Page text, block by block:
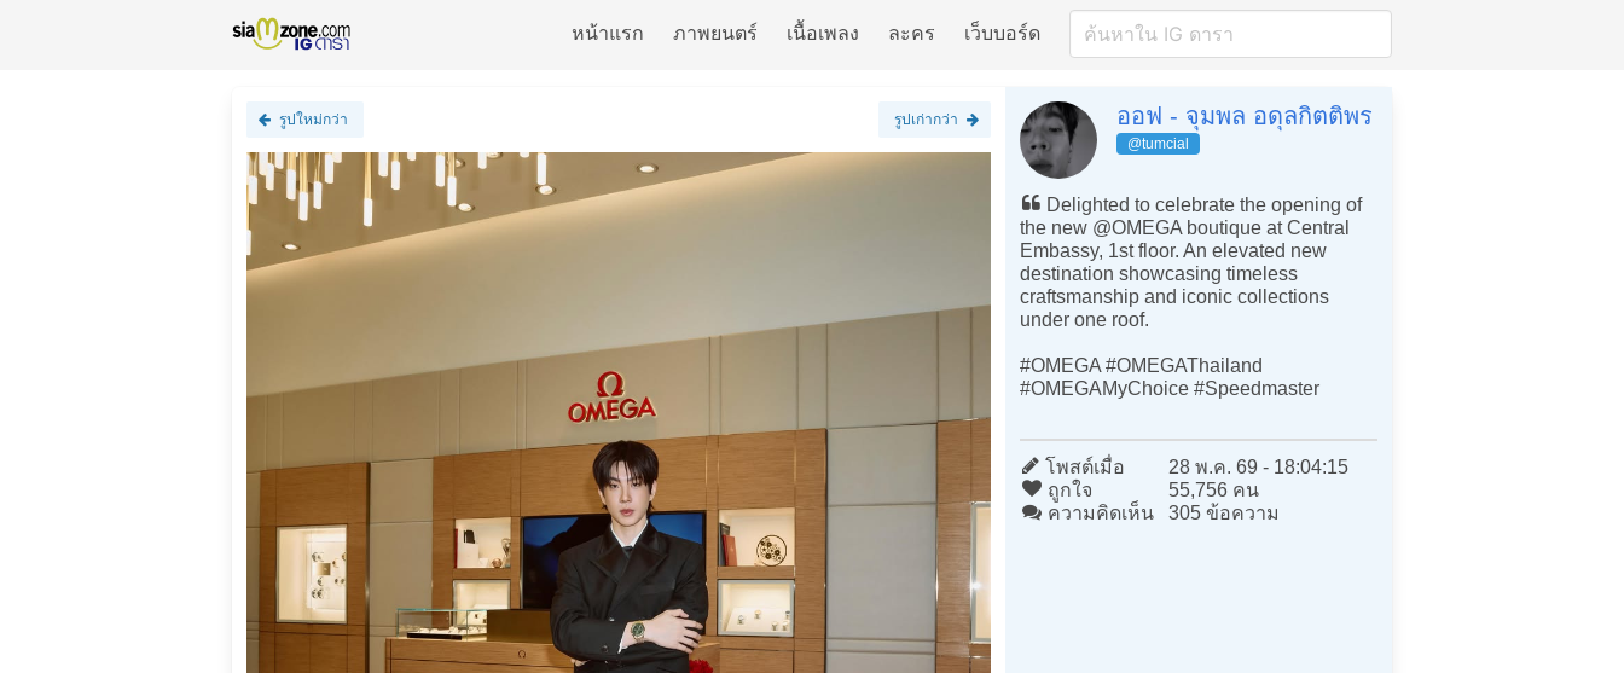
หน้าแรก ภาพยนตร์ เนื้อเพลง ละคร เว็บบอร์ด
รูปใหม่กว่า รูปเก่ากว่า ออฟ - จุมพล อดุลกิตติพร
@tumcial
Delighted to celebrate the opening of
the new @OMEGA boutique at Central
Embassy, 1st floor. An elevated new
destination showcasing timeless
craftsmanship and iconic collections
under one roof.
#OMEGA #OMEGAThailand
#OMEGAMyChoice #Speedmaster
โพสต์เมื่อ
28 พ.ค. 69 - 18:04:15
ถูกใจ
55,756 คน
ความคิดเห็น
305 ข้อความ